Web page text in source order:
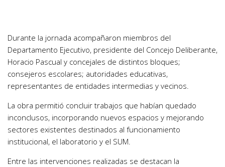
Durante la jornada acompañaron miembros del
Departamento Ejecutivo, presidente del Concejo Deliberante,
Horacio Pascual y concejales de distintos bloques;
consejeros escolares; autoridades educativas,
representantes de entidades intermedias y vecinos.
La obra permitió concluir trabajos que habían quedado
inconclusos, incorporando nuevos espacios y mejorando
sectores existentes destinados al funcionamiento
institucional, el laboratorio y el SUM.
Entre las intervenciones realizadas se destacan la